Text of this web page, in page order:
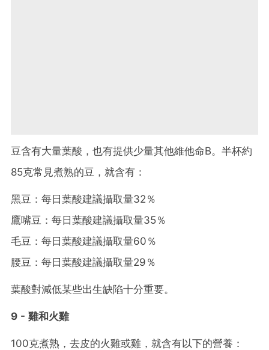
豆含有大量葉酸，也有提供少量其他維他命B。半杯約
85克常見煮熟的豆，就含有：
黑豆：每日葉酸建議攝取量32％
鷹嘴豆：每日葉酸建議攝取量35％
毛豆：每日葉酸建議攝取量60％
腰豆：每日葉酸建議攝取量29％
葉酸對減低某些出生缺陷十分重要。
9 - 雞和火雞
100克煮熟，去皮的火雞或雞，就含有以下的營養：